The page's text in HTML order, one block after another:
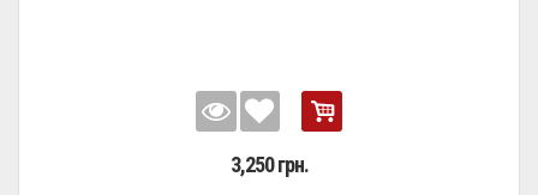
3,250 грн.